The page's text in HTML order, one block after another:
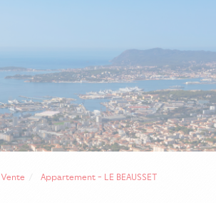
Vente Appartement - LE BEAUSSET